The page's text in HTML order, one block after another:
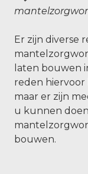
Er zijn diverse
laten bouwen
reden
maar er zijn
u kunnen
bouwen.